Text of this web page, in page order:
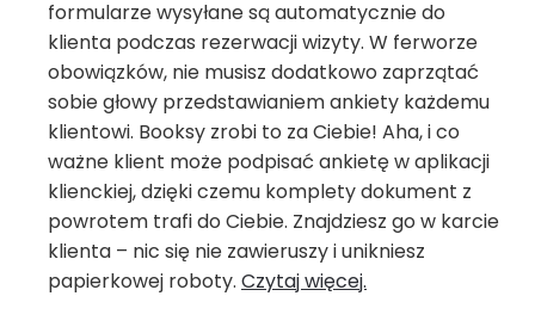
formularze wysyłane są automatycznie do
klienta podczas rezerwacji wizyty. W ferworze
obowiązków, nie musisz dodatkowo zaprzątać
sobie głowy przedstawianiem ankiety każdemu
klientowi. Booksy zrobi to za Ciebie! Aha, i co
ważne klient może podpisać ankietę w aplikacji
klienckiej, dzięki czemu komplety dokument z
powrotem trafi do Ciebie. Znajdziesz go w karcie
klienta – nic się nie zawieruszy i unikniesz
papierkowej roboty. Czytaj więcej.